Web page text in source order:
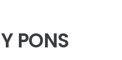
PONS